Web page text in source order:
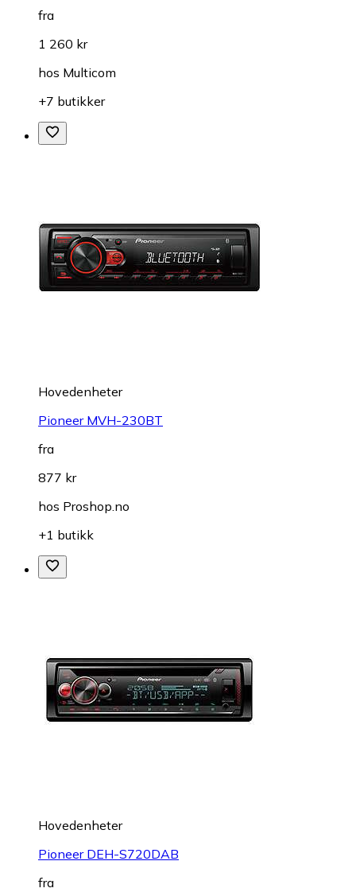
fra
1 260 kr
hos Multicom
+7 butikker
Hovedenheter
Pioneer MVH-230BT
fra
877 kr
hos Proshop.no
+1 butikk
Hovedenheter
Pioneer DEH-S720DAB
fra